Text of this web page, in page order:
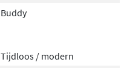
Buddy
Tijdloos / modern